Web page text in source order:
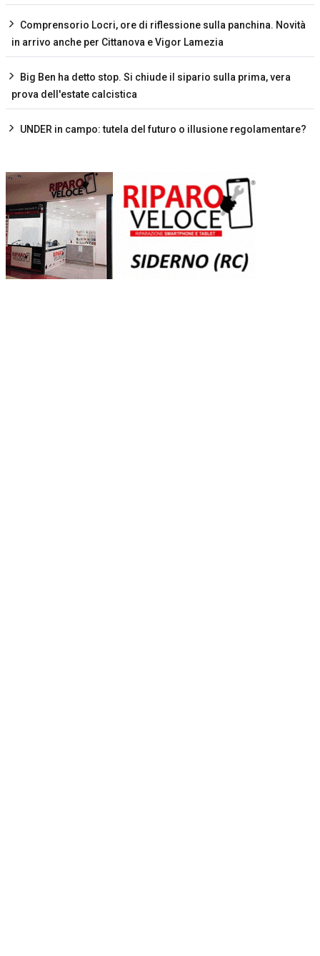
Comprensorio Locri, ore di riflessione sulla panchina. Novità
in arrivo anche per Cittanova e Vigor Lamezia
Big Ben ha detto stop. Si chiude il sipario sulla prima, vera
prova dell'estate calcistica
UNDER in campo: tutela del futuro o illusione regolamentare?